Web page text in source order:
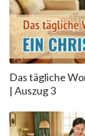
Das tägliche
| Auszug 3